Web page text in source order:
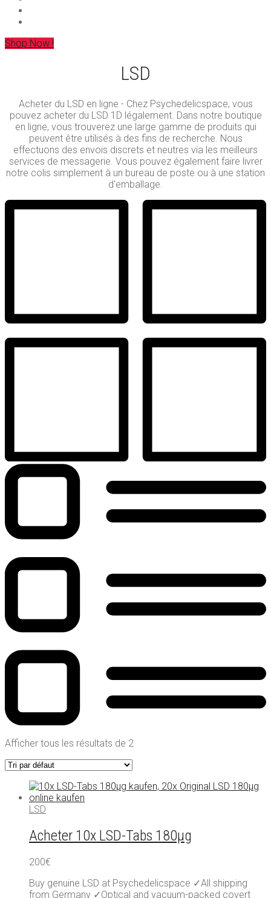
Shop Now !
LSD
Acheter du LSD en ligne - Chez Psychedelicspace, vous
pouvez acheter du LSD 1D légalement. Dans notre boutique
en ligne, vous trouverez une large gamme de produits qui
peuvent être utilisés à des fins de recherche. Nous
effectuons des envois discrets et neutres via les meilleurs
services de messagerie. Vous pouvez également faire livrer
notre colis simplement à un bureau de poste ou à une station
d'emballage.
Afficher tous les résultats de 2
LSD
Acheter 10x LSD-Tabs 180µg
200€
Buy genuine LSD at Psychedelicspace ✓All shipping
from Germany ✓Optical and vacuum-packed covert